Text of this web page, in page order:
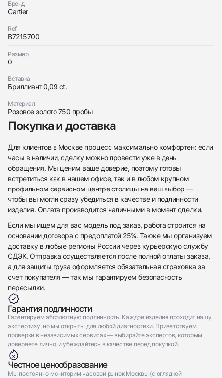
Бренд
Cartier
Ref
B7215700
Размер
0
Вставка
Бриллиант 0,09 ct.
Материал
Розовое золото 750 пробы
Покупка и доставка
Для клиентов в Москве процесс максимально комфортен: если
часы в наличии, сделку можно провести уже в день
обращения. Мы ценим ваше доверие, поэтому готовы
встретиться как в нашем офисе, так и в любом крупном
профильном сервисном центре столицы на ваш выбор —
чтобы вы могли сразу убедиться в качестве и подлинности
изделия. Оплата производится наличными в момент сделки.
Если мы ищем для вас модель под заказ, работа строится на
основании договора с предоплатой 25%. Также мы организуем
доставку в любые регионы России через курьерскую службу
СДЭК. Отправка осуществляется после полной оплаты заказа,
а для защиты груза оформляется обязательная страховка за
счет покупателя — так мы гарантируем безопасность
пересылки.
Гарантия подлинности
Гарантируем абсолютную подлинность. Каждое изделие проходит нашу
экспертизу, но мы открыты для любой диагностики. Приветствуем
проверки в независимых сервисах — выбирайте экспертов, которым
доверяете лично, и убеждайтесь в качестве перед покупкой.
Честное ценообразование
Мы постоянно мониторим часовой рынок Москвы (с оглядкой
Оставьте ваши контактные данные и мы свяжемся
D'amour Necklace, Small Model, Rg
$2,900
Отправить заявку
Трейд-ин часов
с вами
Cartier
$2,900
Приложите фото ваших часов…
Отправить заявку